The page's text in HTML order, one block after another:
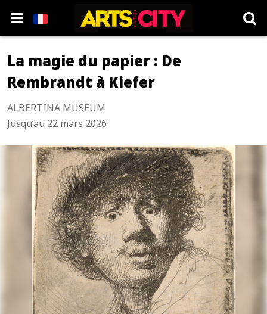
La magie du papier : De
Rembrandt à Kiefer
ALBERTINA MUSEUM
Jusqu’au 22 mars 2026